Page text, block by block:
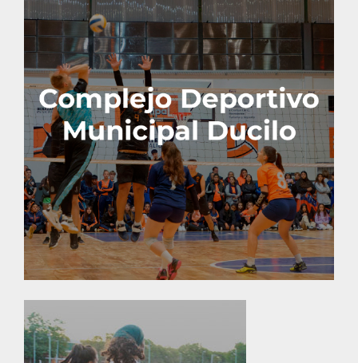
Este espacio recuperado por el Municipio cuenta
con canchas de hockey, tenis, futbol once, rugby,
entre otras opciones.
Calle 5 y 151 – Tel: 4356-9200 int. 2120/3030
En el centro de la ciudad es el